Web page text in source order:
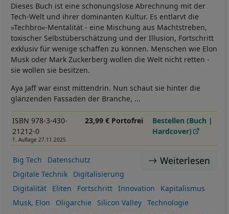
Dieses Buch ist eine schonungslose Abrechnung mit der
Tech-Welt und ihrer dominanten Kultur. Es entlarvt die
»Techbro«-Mentalität - eine Mischung aus Machtstreben,
toxischer Selbstüberschätzung und der Illusion, Fortschritt
exklusiv für wenige schaffen zu können. Menschen wie Elon
Musk oder Mark Zuckerberg wollen die Welt nicht retten -
sie wollen sie besitzen.
Aya Jaff war einst mittendrin. Nun schaut sie hinter die
glänzenden Fassaden der Branche, ...
ISBN 978-3-430-
21212-0
1. Auflage 27.11.2025
23,99 € Portofrei
Bestellen (Buch |
Hardcover)
Weiterlesen
Big Tech
Datenschutz
Digitale Technik
Digitalisierung
Digitalität
Eliten Fortschritt Innovation
Kapitalismus
Musk, Elon
Oligarchie Silicon Valley
Technologie